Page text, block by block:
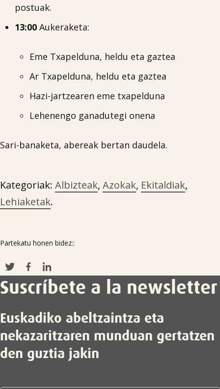
postuak.
13:00 Aukeraketa:
Eme Txapelduna, heldu eta gaztea
Ar Txapelduna, heldu eta gaztea
Hazi-jartzearen eme txapelduna
Lehenengo ganadutegi onena
Sari-banaketa, abereak bertan daudela.
Kategoriak: Albizteak, Azokak, Ekitaldiak,
Lehiaketak.
Partekatu honen bidez::
Suscríbete a la newsletter
Euskadiko abeltzaintza eta
nekazaritzaren munduan gertatzen
den guztia jakin